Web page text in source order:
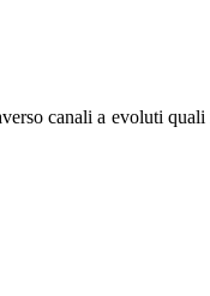
canali a evoluti